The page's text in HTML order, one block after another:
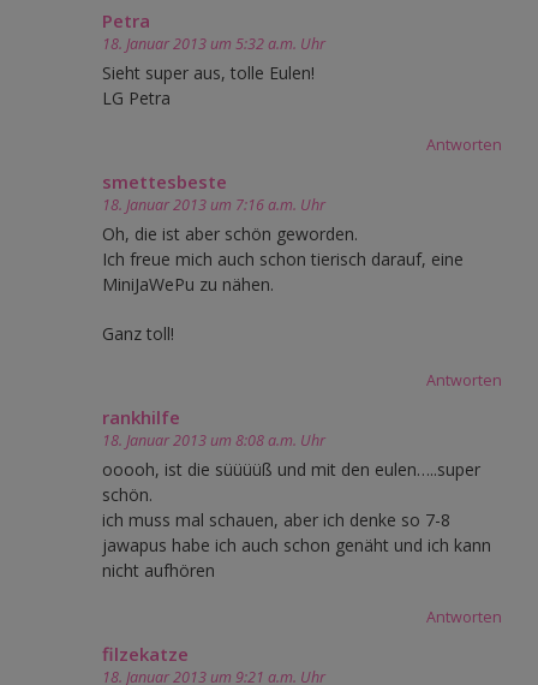
Petra
18. Januar 2013 um 5:32 a.m. Uhr
Sieht super aus, tolle Eulen!
LG Petra
Antworten
smettesbeste
18. Januar 2013 um 7:16 a.m. Uhr
Oh, die ist aber schön geworden.
Ich freue mich auch schon tierisch darauf, eine
MiniJaWePu zu nähen.
Ganz toll!
Antworten
rankhilfe
18. Januar 2013 um 8:08 a.m. Uhr
ooooh, ist die süüüüß und mit den eulen…..super
schön.
ich muss mal schauen, aber ich denke so 7-8
jawapus habe ich auch schon genäht und ich kann
nicht aufhören
Antworten
filzekatze
18. Januar 2013 um 9:21 a.m. Uhr